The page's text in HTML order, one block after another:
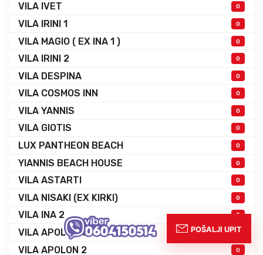
VILA IVET 0
VILA IRINI 1 0
VILA MAGIO ( EX INA 1 ) 0
VILA IRINI 2 0
VILA DESPINA 0
VILA COSMOS INN 0
VILA YANNIS 0
VILA GIOTIS 0
LUX PANTHEON BEACH 0
YIANNIS BEACH HOUSE 0
VILA ASTARTI 0
VILA NISAKI (EX KIRKI) 0
VILA INA 2 0
VILA APOLON 1 0
VILA APOLON 2 0